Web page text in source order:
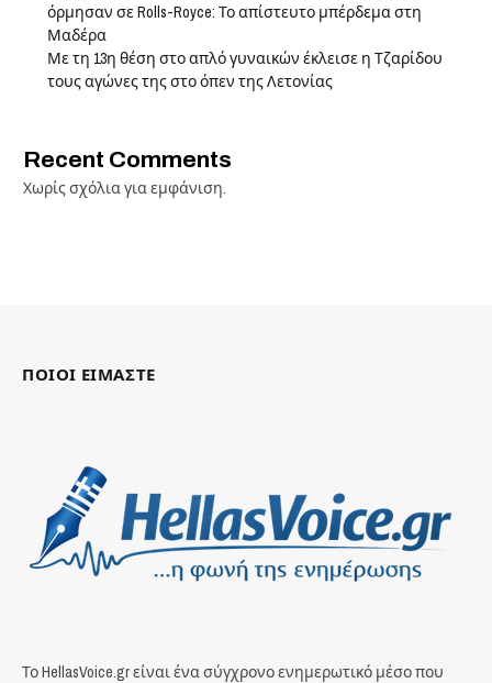
όρμησαν σε Rolls-Royce: Το απίστευτο μπέρδεμα στη
Μαδέρα
Με τη 13η θέση στο απλό γυναικών έκλεισε η Τζαρίδου
τους αγώνες της στο όπεν της Λετονίας
Recent Comments
Χωρίς σχόλια για εμφάνιση.
ΠΟΙΟΙ ΕΙΜΑΣΤΕ
Το HellasVoice.gr είναι ένα σύγχρονο ενημερωτικό μέσο που